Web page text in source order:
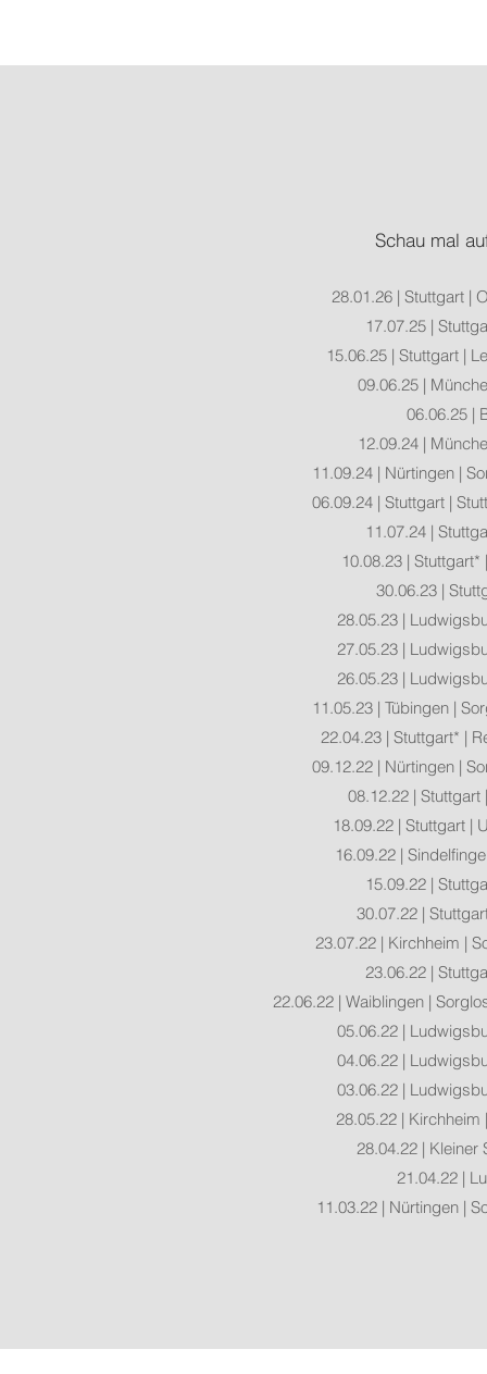
Schau mal
28.01.26 | Stuttgart |
17.07.25 |
15.06.25 | Stuttgart |
09.06.25 |
06.06.25 |
12.09.24 |
11.09.24 | Nürtingen |
06.09.24 | Stuttgart |
11.07.24 |
10.08.23 |
30.06.23 |
28.05.23 |
27.05.23 |
26.05.23 |
11.05.23 | Tübingen |
22.04.23 | Stuttgart* |
09.12.22 | Nürtingen |
08.12.22 |
18.09.22 | Stuttgart |
16.09.22 |
15.09.22 |
30.07.22 |
23.07.22 | Kirchheim |
23.06.22 |
22.06.22 | Waiblingen |
05.06.22 |
04.06.22 |
03.06.22 |
28.05.22 |
28.04.22 |
21.04.22 |
11.03.22 | Nürtingen |